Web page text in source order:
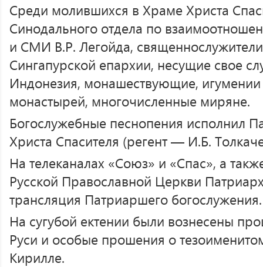
Среди молившихся в Храме Христа
Синодального отдела по
и СМИ В.Р. Легойда,
Сингапурской епархии, несущие свое
Индонезия, монашествующие,
монастырей, многочисленные миряне.
Богослужебные песнопения исполнил
Христа Спасителя (регент — И.Б.
На телеканалах «Союз» и «Спас», а
Русской Православной Церкви
трансляция Патриаршего богослужения.
На сугубой ектении были вознесены
Руси и особые прошения о
Кирилле.